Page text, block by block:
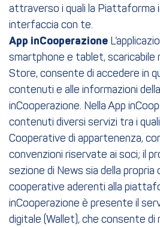
attraverso i quali la Piattaforma
interfaccia con te.
App inCooperazione
smartphone e tablet, scaricabile
Store, consente di accedere in
contenuti e alle informazioni
inCooperazione. Nella App
contenuti diversi servizi tra i quali
Cooperative di appartenenza,
convenzioni riservate ai soci; il
sezione di News sia della propria
cooperative aderenti alla
inCooperazione è presente il
digitale (Wallet), che consente